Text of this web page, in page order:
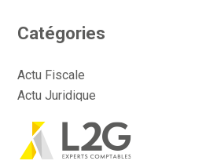
Aller
au
Catégories
Actu Fiscale
Actu Juridique
Actualité
Année 2022 – Indices, taux,